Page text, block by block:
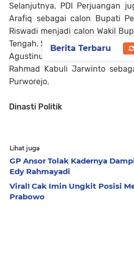
Selanjutnya, PDI Perjuangan
Arafiq sebagai calon Bupati
Riswadi menjadi calon Wakil
Tengah. Sementara, Kabupaten
Agustinus Susanto sebagai
Rahmad Kabuli Jarwinto
Purworejo.
Dinasti Politik
Lihat juga
GP Ansor Tolak Kadernya
Edy Rahmayadi
Viral! Cak Imin Ungkit Posisi
Prabowo
Berita Terbaru